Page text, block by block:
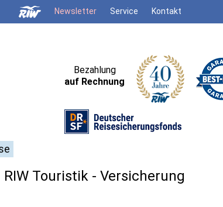
Newsletter Service Kontakt
Bezahlung
auf Rechnung
RIW Touristik - Versicherung